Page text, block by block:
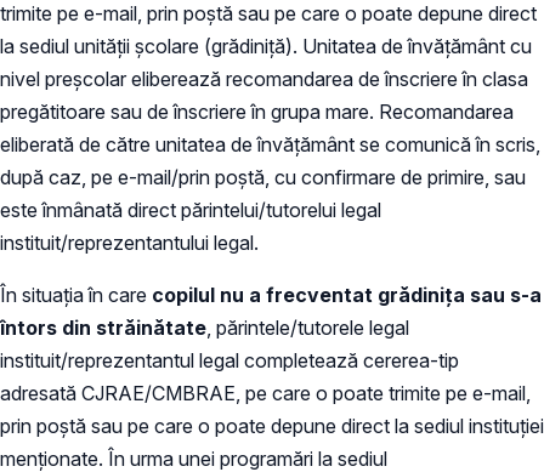
trimite pe e-mail, prin poștă sau pe care o poate depune direct
la sediul unității școlare (grădiniță). Unitatea de învățământ cu
nivel preșcolar eliberează recomandarea de înscriere în clasa
pregătitoare sau de înscriere în grupa mare. Recomandarea
eliberată de către unitatea de învățământ se comunică în scris,
după caz, pe e-mail/prin poștă, cu confirmare de primire, sau
este înmânată direct părintelui/tutorelui legal
instituit/reprezentantului legal.
În situația în care copilul nu a frecventat grădinița sau s-a
întors din străinătate , părintele/tutorele legal
instituit/reprezentantul legal completează cererea-tip
adresată CJRAE/CMBRAE, pe care o poate trimite pe e-mail,
prin poștă sau pe care o poate depune direct la sediul instituției
menționate. În urma unei programări la sediul